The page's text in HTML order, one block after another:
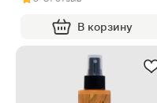
В корзину